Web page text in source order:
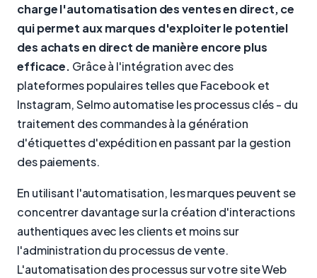
charge l'automatisation des ventes en direct, ce
qui permet aux marques d'exploiter le potentiel
des achats en direct de manière encore plus
efficace. Grâce à l'intégration avec des
plateformes populaires telles que Facebook et
Instagram, Selmo automatise les processus clés - du
traitement des commandes à la génération
d'étiquettes d'expédition en passant par la gestion
des paiements.
En utilisant l'automatisation, les marques peuvent se
concentrer davantage sur la création d'interactions
authentiques avec les clients et moins sur
l'administration du processus de vente.
L'automatisation des processus sur votre site Web